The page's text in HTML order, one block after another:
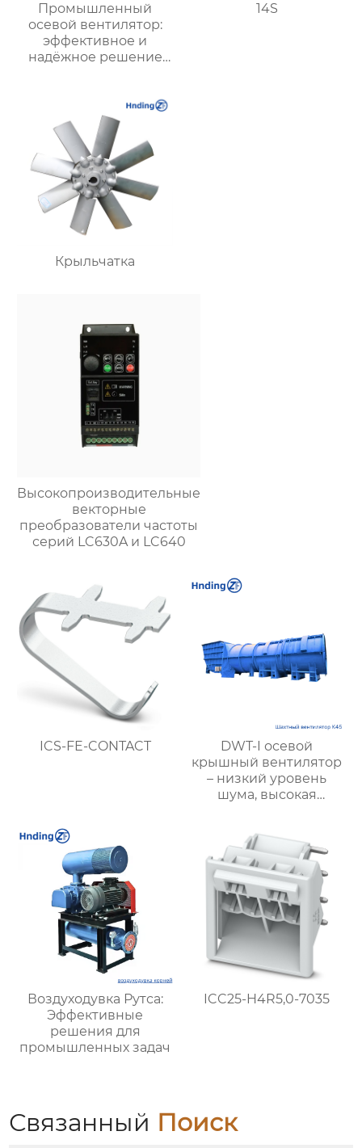
Промышленный
осевой вентилятор:
эффективное и
надёжное решение
промышленных
предприятий
14S
Крыльчатка
Высокопроизводительные
векторные
преобразователи частоты
серий LC630A и LC640
ICS-FE-CONTACT
DWT-I осевой
крышный вентилятор
– низкий уровень
шума, высокая
безопасность и
энергоэффективность
Воздуходувка Рутса:
Эффективные
решения для
промышленных задач
ICC25-H4R5,0-7035
Связанный Поиск